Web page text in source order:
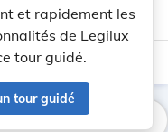
Aide
et rapidement les
de Legilux
tour guidé.
tour guidé
light_mode dark_mode